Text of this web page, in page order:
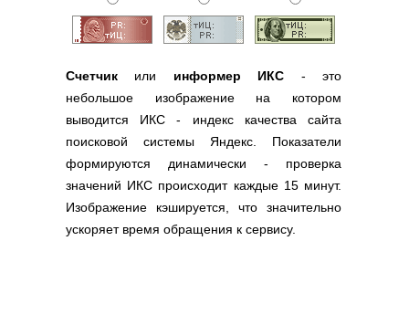
Счетчик или информер ИКС - это
небольшое изображение на котором
выводится ИКС - индекс качества сайта
поисковой системы Яндекс. Показатели
формируются динамически - проверка
значений ИКС происходит каждые 15 минут.
Изображение кэшируется, что значительно
ускоряет время обращения к сервису.